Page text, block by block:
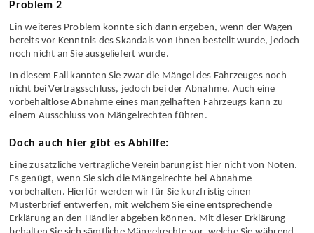
Ein weiteres Problem könnte sich dann ergeben, wenn der Wagen
bereits vor Kenntnis des Skandals von Ihnen bestellt wurde, jedoch
In diesem Fall kannten Sie zwar die Mängel des Fahrzeuges noch
nicht bei Vertragsschluss, jedoch bei der Abnahme. Auch eine
vorbehaltlose Abnahme eines mangelhaften Fahrzeugs kann zu
Doch auch hier gibt es Abhilfe:
Eine zusätzliche vertragliche Vereinbarung ist hier nicht von Nöten.
Es genügt, wenn Sie sich die Mängelrechte bei Abnahme
vorbehalten. Hierfür werden wir für Sie kurzfristig einen
Musterbrief entwerfen, mit welchem Sie eine entsprechende
Erklärung an den Händler abgeben können. Mit dieser Erklärung